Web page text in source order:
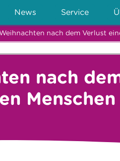
News Service
nach dem Verlust
nach
Menschen